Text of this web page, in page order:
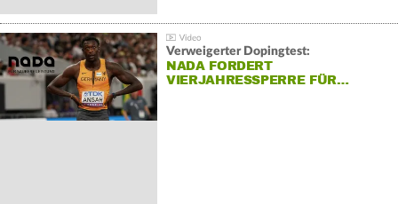
Verweigerter Dopingtest:
NADA FORDERT
VIERJAHRESSPERRE FÜR…